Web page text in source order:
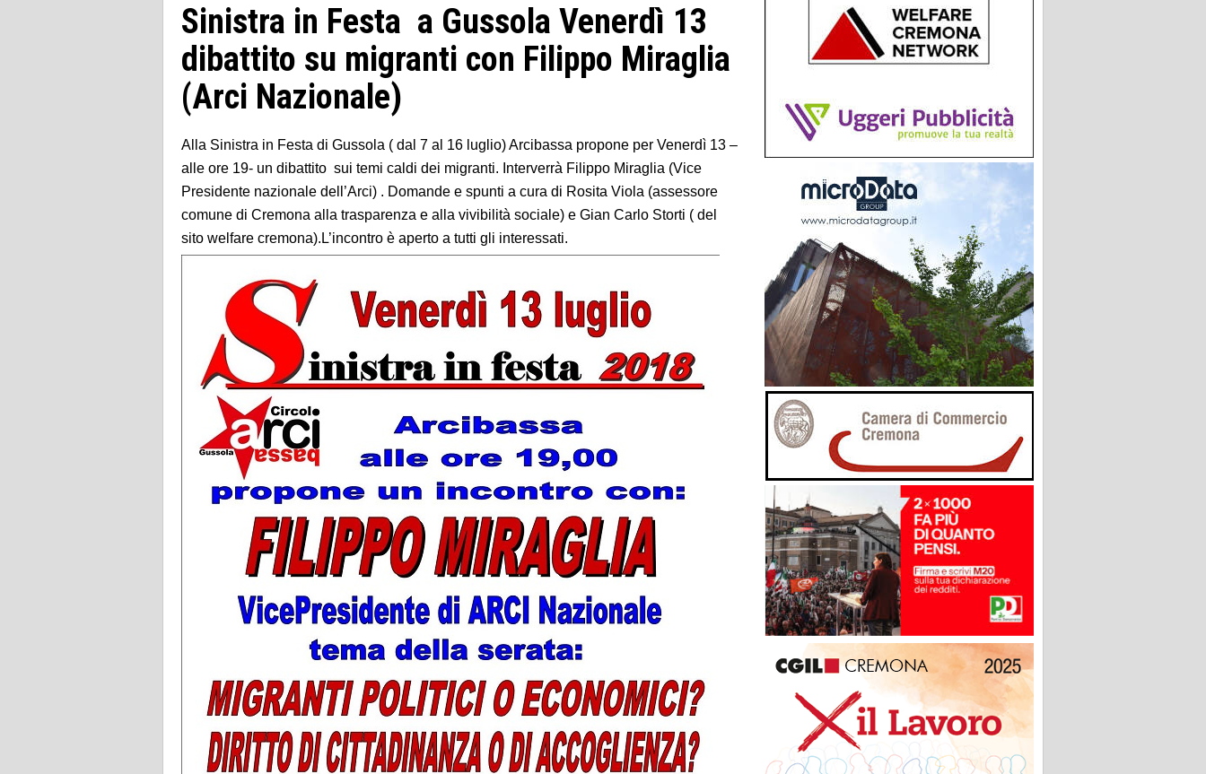
Sinistra in Festa a Gussola Venerdì 13
dibattito su migranti con Filippo Miraglia
(Arci Nazionale)
Alla Sinistra in Festa di Gussola ( dal 7 al 16 luglio) Arcibassa propone per Venerdì 13 –
alle ore 19- un dibattito sui temi caldi dei migranti. Interverrà Filippo Miraglia (Vice
Presidente nazionale dell’Arci) . Domande e spunti a cura di Rosita Viola (assessore
comune di Cremona alla trasparenza e alla vivibilità sociale) e Gian Carlo Storti ( del
sito welfare cremona).L’incontro è aperto a tutti gli interessati.